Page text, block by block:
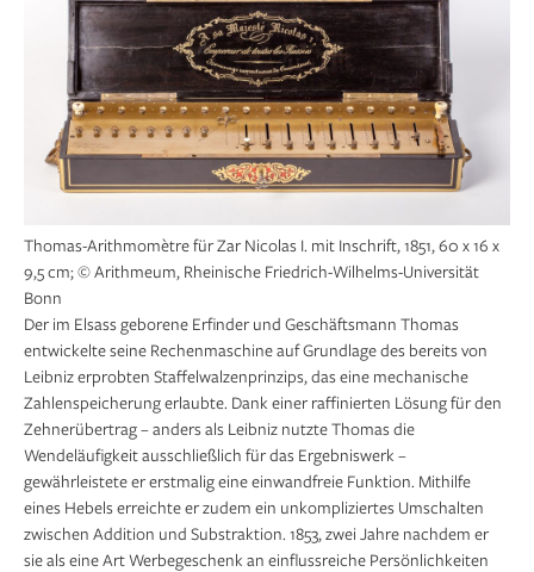
Thomas-Arithmomètre für Zar Nicolas I. mit Inschrift, 1851, 60 x 16 x
9,5 cm; © Arithmeum, Rheinische Friedrich-Wilhelms-Universität
Bonn
Der im Elsass geborene Erfinder und Geschäftsmann Thomas
entwickelte seine Rechenmaschine auf Grundlage des bereits von
Leibniz erprobten Staffelwalzenprinzips, das eine mechanische
Zahlenspeicherung erlaubte. Dank einer raffinierten Lösung für den
Zehnerübertrag – anders als Leibniz nutzte Thomas die
Wendeläufigkeit ausschließlich für das Ergebniswerk –
gewährleistete er erstmalig eine einwandfreie Funktion. Mithilfe
eines Hebels erreichte er zudem ein unkompliziertes Umschalten
zwischen Addition und Substraktion. 1853, zwei Jahre nachdem er
sie als eine Art Werbegeschenk an einflussreiche Persönlichkeiten